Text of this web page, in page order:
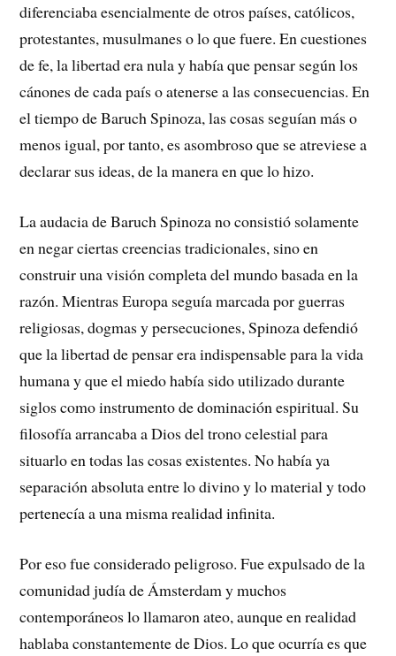
diferenciaba esencialmente de otros países, católicos,
protestantes, musulmanes o lo que fuere. En cuestiones
de fe, la libertad era nula y había que pensar según los
cánones de cada país o atenerse a las consecuencias. En
el tiempo de Baruch Spinoza, las cosas seguían más o
menos igual, por tanto, es asombroso que se atreviese a
declarar sus ideas, de la manera en que lo hizo.
La audacia de Baruch Spinoza no consistió solamente
en negar ciertas creencias tradicionales, sino en
construir una visión completa del mundo basada en la
razón. Mientras Europa seguía marcada por guerras
religiosas, dogmas y persecuciones, Spinoza defendió
que la libertad de pensar era indispensable para la vida
humana y que el miedo había sido utilizado durante
siglos como instrumento de dominación espiritual. Su
filosofía arrancaba a Dios del trono celestial para
situarlo en todas las cosas existentes. No había ya
separación absoluta entre lo divino y lo material y todo
pertenecía a una misma realidad infinita.
Por eso fue considerado peligroso. Fue expulsado de la
comunidad judía de Ámsterdam y muchos
contemporáneos lo llamaron ateo, aunque en realidad
hablaba constantemente de Dios. Lo que ocurría es que